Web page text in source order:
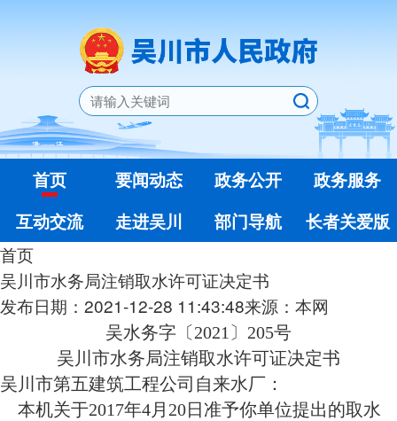
首页 要闻动态 政务公开
政务服务
互动交流
走进吴川 部门导航
长者关爱版
首页
吴川市水务局注销取水许可证决定书
发布日期：2021-12-28 11:43:48来源：本网
吴水务字〔2021〕205号
吴川市水务局注销取水许可证决定书
吴川市第五建筑工程公司自来水厂：
本机关于2017年4月20日准予你单位提出的取水